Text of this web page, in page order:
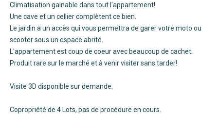
Climatisation gainable dans tout l'appartement!
Une cave et un cellier complètent ce bien.
Le jardin a un accès qui vous permettra de garer votre moto ou
scooter sous un espace abrité.
L'appartement est coup de coeur avec beaucoup de cachet.
Produit rare sur le marché et à venir visiter sans tarder!
Visite 3D disponible sur demande.
Copropriété de 4 Lots, pas de procédure en cours.